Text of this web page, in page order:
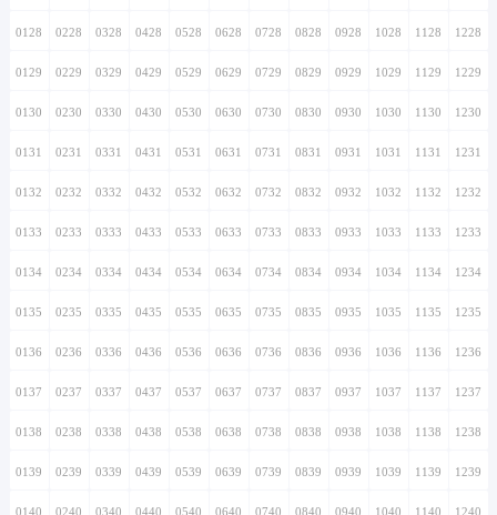
0128 0228 0328 0428 0528 0628 0728 0828 0928 1028 1128 1228
0129 0229 0329 0429 0529 0629 0729 0829 0929 1029 1129 1229
0130 0230 0330 0430 0530 0630 0730 0830 0930 1030 1130 1230
0131 0231 0331 0431 0531 0631 0731 0831 0931 1031 1131 1231
0132 0232 0332 0432 0532 0632 0732 0832 0932 1032 1132 1232
0133 0233 0333 0433 0533 0633 0733 0833 0933 1033 1133 1233
0134 0234 0334 0434 0534 0634 0734 0834 0934 1034 1134 1234
0135 0235 0335 0435 0535 0635 0735 0835 0935 1035 1135 1235
0136 0236 0336 0436 0536 0636 0736 0836 0936 1036 1136 1236
0137 0237 0337 0437 0537 0637 0737 0837 0937 1037 1137 1237
0138 0238 0338 0438 0538 0638 0738 0838 0938 1038 1138 1238
0139 0239 0339 0439 0539 0639 0739 0839 0939 1039 1139 1239
0140 0240 0340 0440 0540 0640 0740 0840 0940 1040 1140 1240